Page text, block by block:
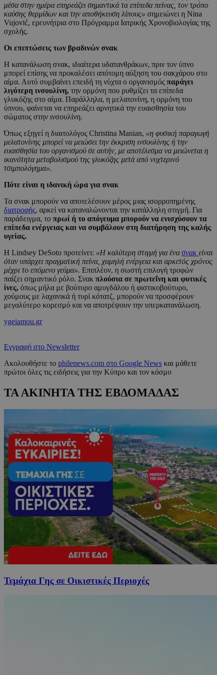
μέσα στην ημέρα επηρεάζει σημαντικά τα επίπεδα πείνας, τον τρόπο
καύσης θερμίδων και την αποθήκευση λίπους» σημειώνει η Nina
Vujović, ερευνήτρια στο Πρόγραμμα Ιατρικής Χρονοβιολογίας της
σχολής.
Οι επιπτώσεις των βραδινών σνακ
Η κατανάλωση σνακ, ιδιαίτερα υδατανθράκων, πριν τον ύπνο
μπορεί επίσης να προκαλέσει απότομη αύξηση του σακχάρου στο
αίμα. Αυτό συμβαίνει επειδή τη νύχτα ο οργανισμός παράγει
λιγότερη ινσουλίνη, την ορμόνη που ρυθμίζει τα επίπεδα
γλυκόζης στο αίμα. Παράλληλα, η μελατονίνη, η ορμόνη του
ύπνου, φαίνεται να επηρεάζει αρνητικά την ευαισθησία του
σώματος στην ινσουλίνη.
Όπως εξηγεί η διαιτολόγος Christina Manian, «η φυσική παραγωγή
μελατονίνης μπορεί να μειώσει την έκκριση ινσουλίνης ή την
ευαισθησία του οργανισμού σε αυτήν, με αποτέλεσμα να μειώνεται η
ικανότητα μεταβολισμού της γλυκόζης μετά από νυχτερινό
τσιμπολόγημα».
Πότε είναι η ιδανική ώρα για σνακ
Τα σνακ μπορούν να αποτελέσουν μέρος μιας ισορροπημένης
διατροφής, αρκεί να καταναλώνονται την κατάλληλη στιγμή. Για
παράδειγμα, το πρωί ή το απόγευμα μπορούν να ενισχύσουν τα
επίπεδα ενέργειας και να συμβάλουν στη διατήρηση της καλής
υγείας.
Η Lindsey DeSoto προτείνει: «Η καλύτερη στιγμή για ένασνακ είναι
όταν υπάρχει πραγματική πείνα, χαμηλή ενέργεια και αρκετός χρόνος
μέχρι το επόμενο γεύμα». Επιπλέον, η σωστή επιλογή τροφών
παίζει σημαντικό ρόλο. Σνακ πλούσια σε πρωτεΐνη και φυτικές
ίνες, όπως μήλα με βούτυρο αμυγδάλου ή φιστικοβούτυρο,
χούμους με λαχανικά ή τυρί κότατζ, μπορούν να προσφέρουν
μεγαλύτερο κορεσμό και να αποτρέψουν την υπερκατανάλωση.
ygeiamou.gr
Εγγραφή στο Newsletter
Ακολουθήστε το philenews.com στο Google News και μάθετε
πρώτοι όλες τις ειδήσεις για την Κύπρο και τον κόσμο
ΤΑ ΑΚΙΝΗΤΑ ΤΗΣ ΕΒΔΟΜΑΔΑΣ
Τεμάχια Γης σε Οικιστικές Περιοχές